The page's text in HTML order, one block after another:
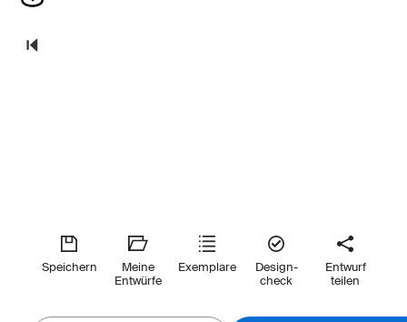
Speichern
Meine
Entwürfe
Exemplare
Design-
check
Entwurf
teilen